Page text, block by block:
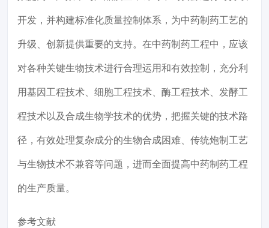
开发，并构建标准化质量控制体系，为中药制药工艺的
升级、创新提供重要的支持。在中药制药工程中，应该
对各种关键生物技术进行合理运用和有效控制，充分利
用基因工程技术、细胞工程技术、酶工程技术、发酵工
程技术以及合成生物学技术的优势，把握关键的技术路
径，有效处理复杂成分的生物合成困难、传统炮制工艺
与生物技术不兼容等问题，进而全面提高中药制药工程
的生产质量。
参考文献